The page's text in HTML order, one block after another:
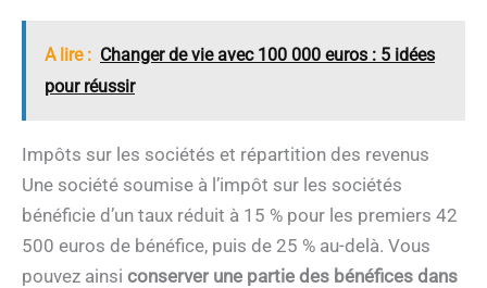
A lire : Changer de vie avec 100 000 euros : 5 idées
pour réussir
Impôts sur les sociétés et répartition des revenus
Une société soumise à l’impôt sur les sociétés
bénéficie d’un taux réduit à 15 % pour les premiers 42
500 euros de bénéfice, puis de 25 % au-delà. Vous
pouvez ainsi conserver une partie des bénéfices dans